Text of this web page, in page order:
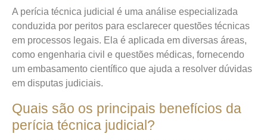
A perícia técnica judicial é uma análise especializada
conduzida por peritos para esclarecer questões técnicas
em processos legais. Ela é aplicada em diversas áreas,
como engenharia civil e questões médicas, fornecendo
um embasamento científico que ajuda a resolver dúvidas
em disputas judiciais.
Quais são os principais benefícios da
perícia técnica judicial?